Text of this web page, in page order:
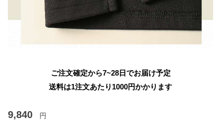
ご注文確定から7~28日でお届け予定
送料は1注文あたり 1000円かかります
9,840 円